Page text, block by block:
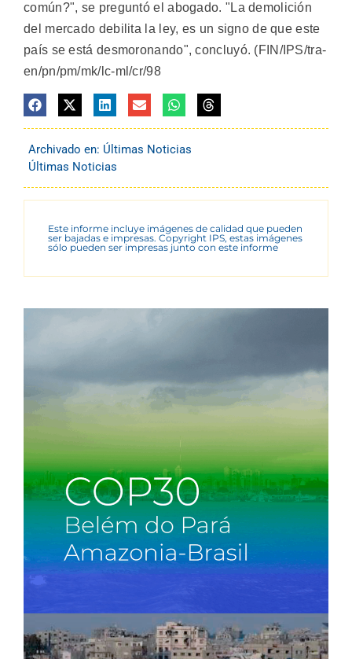
común?", se preguntó el abogado. "La demolición
del mercado debilita la ley, es un signo de que este
país se está desmoronando", concluyó. (FIN/IPS/tra-
en/pn/pm/mk/lc-ml/cr/98
Archivado en: Últimas Noticias
Últimas Noticias
Este informe incluye imágenes de calidad que pueden
ser bajadas e impresas. Copyright IPS, estas imágenes
sólo pueden ser impresas junto con este informe